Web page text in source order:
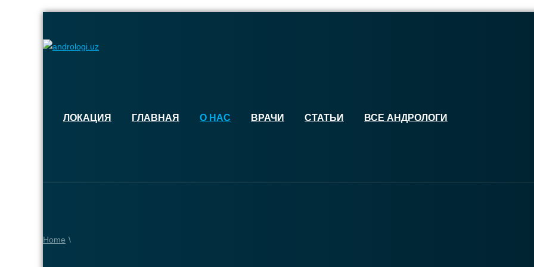
ЛОКАЦИЯ ГЛАВНАЯ О НАС ВРАЧИ СТАТЬИ ВСЕ АНДРОЛОГИ
Home \